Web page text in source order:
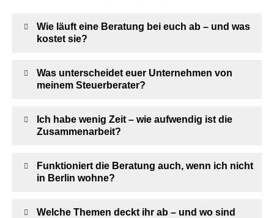
Wie läuft eine Beratung bei euch ab – und was
kostet sie?
Was unterscheidet euer Unternehmen von
meinem Steuerberater?
Ich habe wenig Zeit – wie aufwendig ist die
Zusammenarbeit?
Funktioniert die Beratung auch, wenn ich nicht
in Berlin wohne?
Welche Themen deckt ihr ab – und wo sind